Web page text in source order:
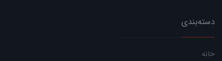
دسته‌بندی
خانه